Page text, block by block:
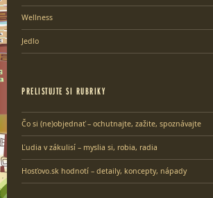
Wellness
Jedlo
PRELISTUJTE SI RUBRIKY
Čo si (ne)objednať – ochutnajte, zažite, spoznávajte
Ľudia v zákulisí – myslia si, robia, radia
Hosťovo.sk hodnotí – detaily, koncepty, nápady